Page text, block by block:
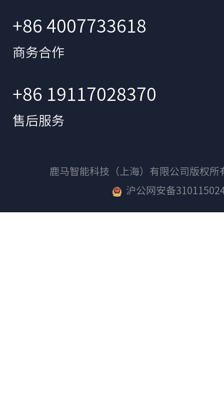
+86 4007733618
商务合作
+86 19117028370
售后服务
鹿马智能科技（上海）有限公司版权
沪公网安备